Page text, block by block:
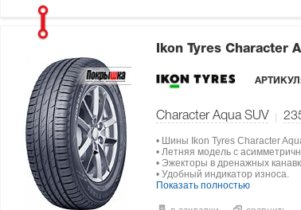
Ikon Tyres Character
Character Aqua SUV
• Шины Ikon Tyres Character
• Летняя модель с
• Эжекторы в дренажных
• Удобный индикатор износа.
Показать полностью